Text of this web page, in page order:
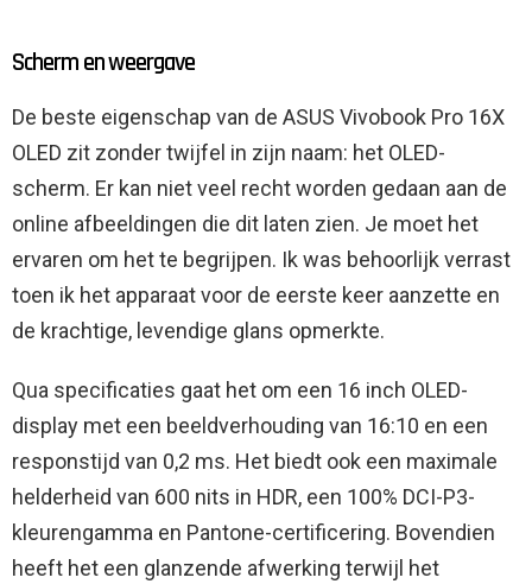
Scherm en weergave
De beste eigenschap van de ASUS Vivobook Pro 16X
OLED zit zonder twijfel in zijn naam: het OLED-
scherm. Er kan niet veel recht worden gedaan aan de
online afbeeldingen die dit laten zien. Je moet het
ervaren om het te begrijpen. Ik was behoorlijk verrast
toen ik het apparaat voor de eerste keer aanzette en
de krachtige, levendige glans opmerkte.
Qua specificaties gaat het om een ​​16 inch OLED-
display met een beeldverhouding van 16:10 en een
responstijd van 0,2 ms. Het biedt ook een maximale
helderheid van 600 nits in HDR, een 100% DCI-P3-
kleurengamma en Pantone-certificering. Bovendien
heeft het een glanzende afwerking terwijl het